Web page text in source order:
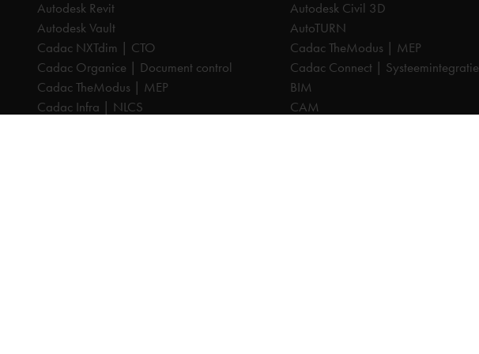
Autodesk Revit
Autodesk Vault
Cadac NXTdim | CTO
Cadac Organice | Document control
Cadac TheModus | MEP
Cadac Infra | NLCS
Autodesk Civil 3D
AutoTURN
Cadac TheModus | MEP
Cadac Connect | Systeemintegratie
BIM
CAM